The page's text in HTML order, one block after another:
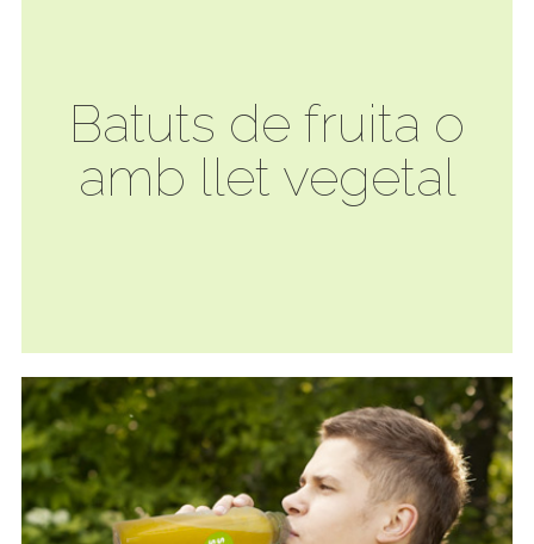
Batuts de fruita o
amb llet vegetal